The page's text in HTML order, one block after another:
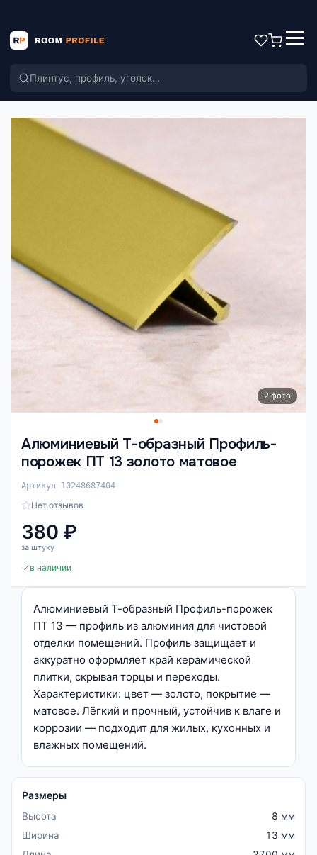
Поиск по каталогу
2 фото
Алюминиевый Т-образный Профиль-
порожек ПТ 13 золото матовое
Артикул 10248687404
Нет отзывов
380 ₽
за штуку
в наличии
Алюминиевый Т-образный Профиль-порожек
ПТ 13 — профиль из алюминия для чистовой
отделки помещений. Профиль защищает и
аккуратно оформляет край керамической
плитки, скрывая торцы и переходы.
Характеристики: цвет — золото, покрытие —
матовое. Лёгкий и прочный, устойчив к влаге и
коррозии — подходит для жилых, кухонных и
влажных помещений.
Размеры
Высота
8 мм
Ширина
13 мм